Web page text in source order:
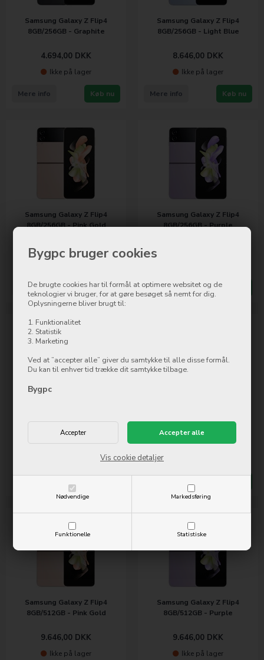
Bygpc bruger cookies
De brugte cookies har til formål at optimere websitet og de
teknologier vi bruger, for at gøre besøget så nemt for dig.
Oplysningerne bliver brugt til:
1. Funktionalitet
2. Statistik
3. Marketing
Ved at ”accepter alle” giver du samtykke til alle disse formål.
Du kan til enhver tid trække dit samtykke tilbage.
Bygpc
Nødvendige Markedsføring
Funktionelle Statistiske
Vis cookie detaljer
Samsung Galaxy Z Flip4
8GB/256GB - Graphite
4.694,00 DKK
Ikke på lager
Køb nu
Mere info
Samsung Galaxy Z Flip4
8GB/256GB - Light Blue
8.646,00 DKK
Ikke på lager
Køb nu
Mere info
Samsung Galaxy Z Flip4
8GB/256GB - Pink Gold
8.646,00DKK
Køb nu
Mere info
Samsung Galaxy Z Flip4
8GB/256GB - Purple
Mere info
9.646,00DKK 9.646,00DKK
Samsung Galaxy Z Flip4
8GB/512GB - Pink Gold
9.646,00 DKK
Ikke på lager
Samsung Galaxy Z Flip4
8GB/512GB - Purple
9.646,00 DKK
Ikke på lager